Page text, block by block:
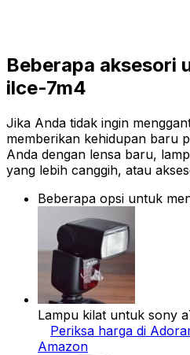
Beberapa aksesori
ilce-7m4
Jika Anda tidak ingin
memberikan kehidupan baru
Anda dengan lensa baru,
yang lebih canggih, atau
Beberapa opsi untuk
Lampu kilat untuk sony
Periksa harga di
Amazon